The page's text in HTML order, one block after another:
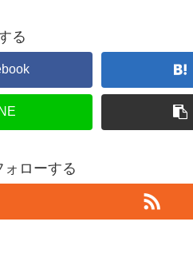
る
ォローする